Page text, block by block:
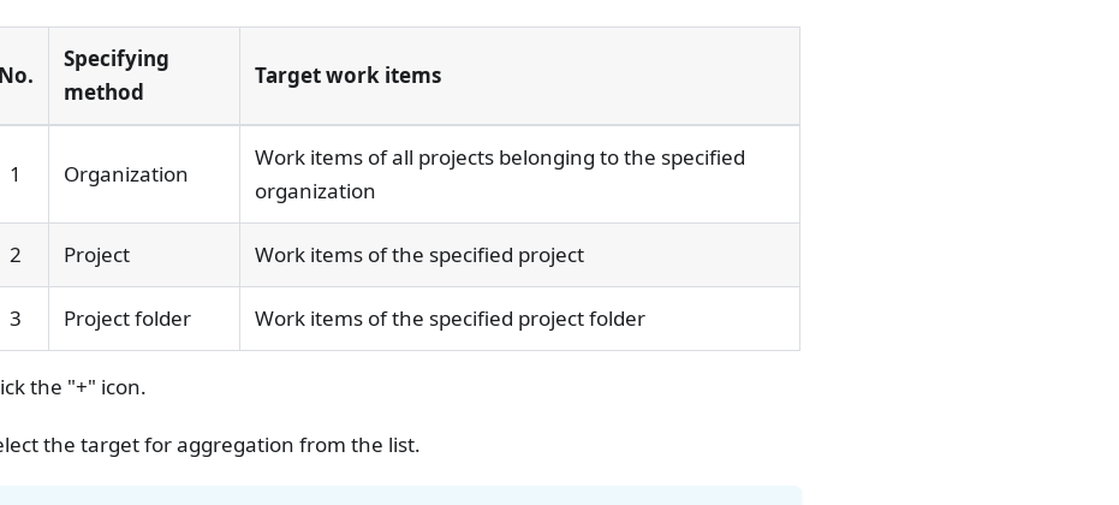
No.
Specifying
method
Target work items
1 Organization
Work items of all projects belonging to the specified
organization
2 Project Work items of the specified project
3 Project folder Work items of the specified project folder
the "+" icon.
the target for aggregation from the list.